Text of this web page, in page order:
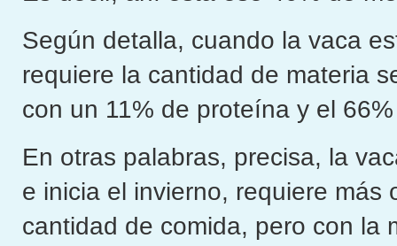
Según detalla, cuando la vaca
requiere la cantidad de materia
con un 11% de proteína y el
En otras palabras, precisa, la
e inicia el invierno, requiere
cantidad de comida, pero con la